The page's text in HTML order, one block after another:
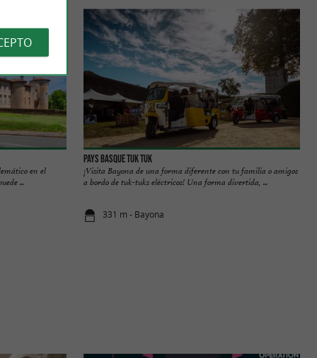
en el
...
Pays Basque TUK TUK
¡Visita Bayona de una forma diferente con tu familia o amigos
a bordo de tuk-tuks eléctricos! Una forma divertida, ...
331 m - Bayona